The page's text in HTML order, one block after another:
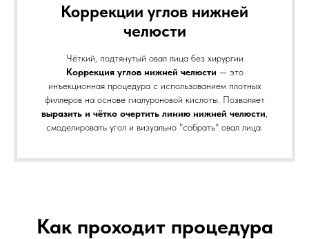
Коррекции углов нижней
челюсти
Чёткий, подтянутый овал лица без хирургии
Коррекция углов нижней челюсти — это
инъекционная процедура с использованием плотных
филлеров на основе гиалуроновой кислоты. Позволяет
выразить и чётко очертить линию нижней челюсти
смоделировать угол и визуально "собрать" овал лица.
Как проходит процедура